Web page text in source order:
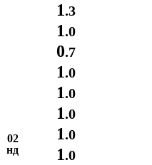
1.3
1.0
0.7
02
нд
1.0
1.0
1.0
1.0
1.0